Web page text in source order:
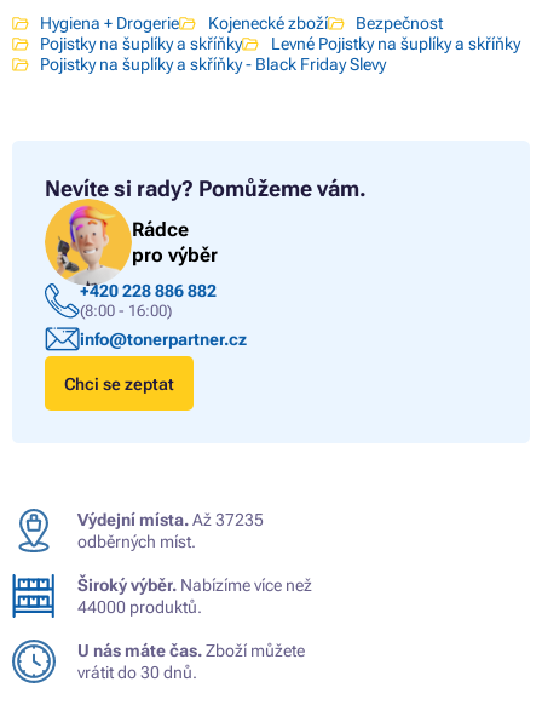
Hygiena + Drogerie Kojenecké zboží
Bezpečnost
Pojistky na šuplíky a skříňky
Levné Pojistky na šuplíky a skříňky
Pojistky na šuplíky a skříňky - Black Friday Slevy
Nevíte si rady? Pomůžeme vám.
Rádce
pro výběr
+420 228 886 882
(8:00 - 16:00)
info@tonerpartner.cz
Chci se zeptat
Výdejní místa.Až 37235
odběrných míst.
Široký výběr. Nabízíme více než
44000 produktů.
U nás máte čas.Zboží můžete
vrátit do 30 dnů.